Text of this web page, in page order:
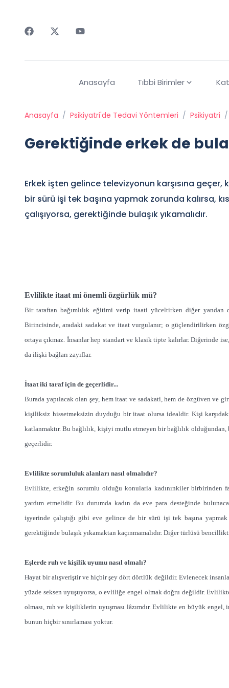
Anasayfa Tıbbi Birimler
Anasayfa / Psikiyatri'de Tedavi Yöntemleri / Psikiyatri /
Gerektiğinde erkek de
Erkek işten gelince televizyonun karşısına geçer,
bir sürü işi tek başına yapmak zorunda kalırsa,
çalışıyorsa, gerektiğinde bulaşık yıkamalıdır.
Evlilikte itaat mi önemli özgürlük mü?
Bir taraftan bağımlılık eğitimi verip itaati yüceltirken diğer yandan
Birincisinde, aradaki sadakat ve itaat vurgulanır; o güçlendirilirken
ortaya çıkmaz. İnsanlar hep standart ve klasik tipte kalırlar. Diğerinde
da ilişki bağları zayıflar.
İtaat iki taraf için de geçerlidir...
Burada yapılacak olan şey, hem itaat ve sadakati, hem de özgüven ve
kişiliksiz hissetmeksizin duyduğu bir itaat olursa idealdir. Kişi
katlanmaktır. Bu bağlılık, kişiyi mutlu etmeyen bir bağlılık
geçerlidir.
Evlilikte sorumluluk alanları nasıl olmalıdır?
Evlilikte, erkeğin sorumlu olduğu konularla kadınınkiler birbirinden
yardım etmelidir. Bu durumda kadın da eve para desteğinde
işyerinde çalıştığı gibi eve gelince de bir sürü işi tek başına yapmak
gerektiğinde bulaşık yıkamaktan kaçınmamalıdır. Diğer türlüsü
Eşlerde ruh ve kişilik uyumu nasıl olmalı?
Hayat bir alışveriştir ve hiçbir şey dört dörtlük değildir. Evlenecek
yüzde seksen uyuşuyorsa, o evliliğe engel olmak doğru değildir.
olması, ruh ve kişiliklerin uyuşması lâzımdır. Evlilikte en büyük engel,
bunun hiçbir sınırlaması yoktur.